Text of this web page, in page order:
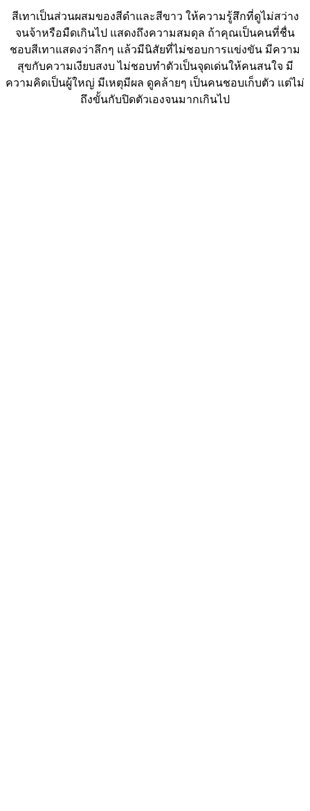
สีเทาเป็นส่วนผสมของสีดำและสีขาว ให้ความรู้สึกที่ดูไม่สว่าง
จนจ้าหรือมืดเกินไป แสดงถึงความสมดุล ถ้าคุณเป็นคนที่ชื่น
ชอบสีเทาแสดงว่าลึกๆ แล้วมีนิสัยที่ไม่ชอบการแข่งขัน มีความ
สุขกับความเงียบสงบ ไม่ชอบทำตัวเป็นจุดเด่นให้คนสนใจ มี
ความคิดเป็นผู้ใหญ่ มีเหตุมีผล ดูคล้ายๆ เป็นคนชอบเก็บตัว แต่ไม่
ถึงขั้นกับปิดตัวเองจนมากเกินไป